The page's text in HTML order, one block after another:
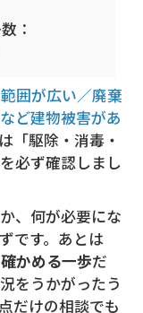
：
囲が広い／廃棄
ど建物被害があ
「駆除・消毒・
必ず確認しまし
、何が必要にな
です。あとは
かめる一歩だ
をうかがったう
だけの相談でも